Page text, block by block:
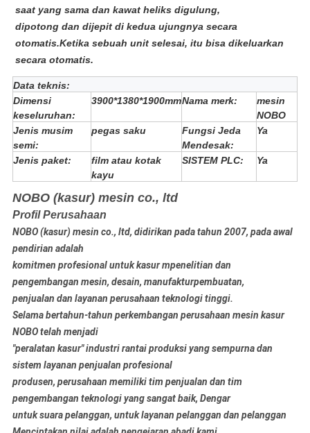
saat yang sama dan kawat heliks digulung,
dipotong dan dijepit di kedua ujungnya secara
otomatis.Ketika sebuah unit selesai, itu bisa dikeluarkan
secara otomatis.
Data teknis:
Dimensi
keseluruhan:
3900*1380*1900mmNama merk:
mesin
NOBO
Jenis musim
semi:
pegas saku
Fungsi Jeda
Mendesak:
Ya
Jenis paket:
film atau kotak
kayu
SISTEM PLC: Ya
NOBO (kasur) mesin co., ltd
Profil Perusahaan
NOBO (kasur) mesin co., ltd, didirikan pada tahun 2007, pada awal
pendirian adalah
komitmen profesional untuk kasur mpenelitian dan
pengembangan mesin, desain, manufakturpembuatan,
penjualan dan layanan perusahaan teknologi tinggi.
Selama bertahun-tahun perkembangan perusahaan mesin kasur
NOBO telah menjadi
"peralatan kasur" industri rantai produksi yang sempurna dan
sistem layanan penjualan profesional
produsen, perusahaan memiliki tim penjualan dan tim
pengembangan teknologi yang sangat baik, Dengar
untuk suara pelanggan, untuk layanan pelanggan dan pelanggan